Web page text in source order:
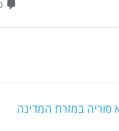
סוריה במזרח המדינה